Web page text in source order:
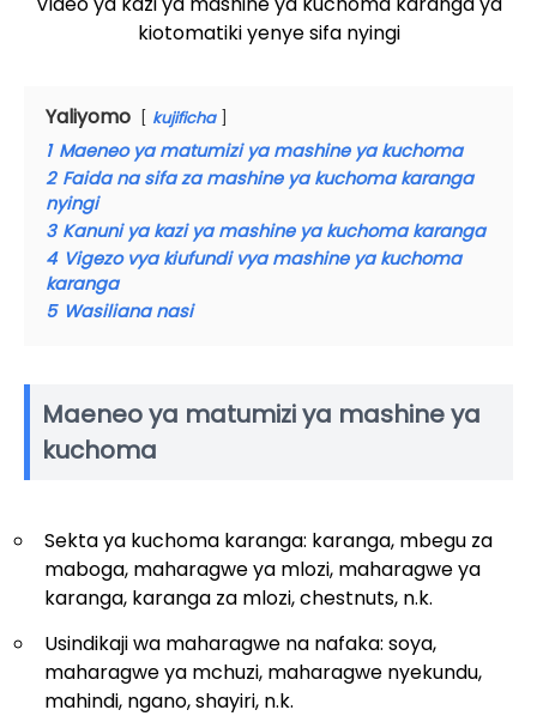
kiotomatiki yenye sifa nyingi
Yaliyomo kujificha
1 Maeneo ya matumizi ya mashine ya kuchoma
2 Faida na sifa za mashine ya kuchoma karanga
nyingi
3 Kanuni ya kazi ya mashine ya kuchoma karanga
4 Vigezo vya kiufundi vya mashine ya kuchoma
karanga
5 Wasiliana nasi
Maeneo ya matumizi ya mashine ya
kuchoma
Sekta ya kuchoma karanga: karanga, mbegu za
maboga, maharagwe ya mlozi, maharagwe ya
karanga, karanga za mlozi, chestnuts, n.k.
Usindikaji wa maharagwe na nafaka: soya,
maharagwe ya mchuzi, maharagwe nyekundu,
mahindi, ngano, shayiri, n.k.